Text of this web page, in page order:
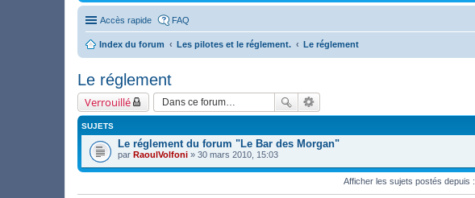
Accès rapide FAQ
Index du forum Les pilotes et le réglement. Le réglement
Le réglement
Verrouillé
SUJETS
Le réglement du forum "Le Bar des Morgan"
par RaoulVolfoni » 30 mars 2010, 15:03
Afficher les sujets postés depuis :